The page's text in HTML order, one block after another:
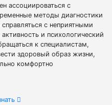
ассоциироваться с
методы диагностики
с неприятными
и психологический
к специалистам,
здоровый образ жизни,
комфортно